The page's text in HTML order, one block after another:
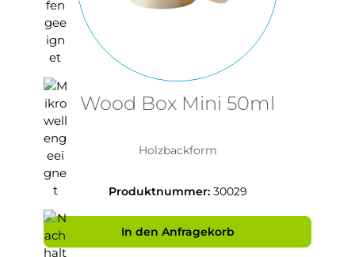
Wood Box Mini 50ml
Holzbackform
Produktnummer: 30029
In den Anfragekorb